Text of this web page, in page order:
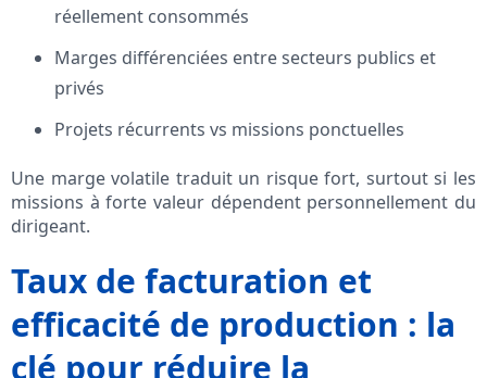
réellement consommés
Marges différenciées entre secteurs publics et
privés
Projets récurrents vs missions ponctuelles
Une marge volatile traduit un risque fort, surtout si les
missions à forte valeur dépendent personnellement du
dirigeant.
Taux de facturation et
efficacité de production : la
clé pour réduire la